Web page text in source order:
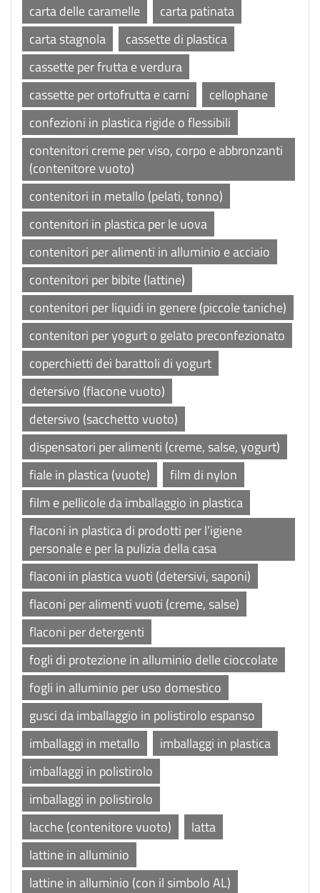
carta delle caramelle
carta patinata
carta stagnola
cassette di plastica
cassette per frutta e verdura
cassette per ortofrutta e carni
cellophane
confezioni in plastica rigide o flessibili
contenitori creme per viso, corpo e abbronzanti
(contenitore vuoto)
contenitori in metallo (pelati, tonno)
contenitori in plastica per le uova
contenitori per alimenti in alluminio e acciaio
contenitori per bibite (lattine)
contenitori per liquidi in genere (piccole taniche)
contenitori per yogurt o gelato preconfezionato
coperchietti dei barattoli di yogurt
detersivo (flacone vuoto)
detersivo (sacchetto vuoto)
dispensatori per alimenti (creme, salse, yogurt)
fiale in plastica (vuote)
film di nylon
film e pellicole da imballaggio in plastica
flaconi in plastica di prodotti per l’igiene
personale e per la pulizia della casa
flaconi in plastica vuoti (detersivi, saponi)
flaconi per alimenti vuoti (creme, salse)
flaconi per detergenti
fogli di protezione in alluminio delle cioccolate
fogli in alluminio per uso domestico
gusci da imballaggio in polistirolo espanso
imballaggi in metallo
imballaggi in plastica
imballaggi in polistirolo
imballaggi in polistirolo
lacche (contenitore vuoto)
latta
lattine in alluminio
lattine in alluminio (con il simbolo AL)